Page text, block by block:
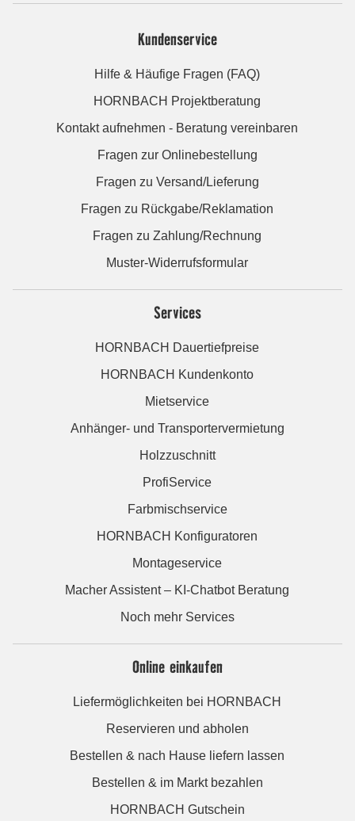
Kundenservice
Hilfe & Häufige Fragen (FAQ)
HORNBACH Projektberatung
Kontakt aufnehmen - Beratung vereinbaren
Fragen zur Onlinebestellung
Fragen zu Versand/Lieferung
Fragen zu Rückgabe/Reklamation
Fragen zu Zahlung/Rechnung
Muster-Widerrufsformular
Services
HORNBACH Dauertiefpreise
HORNBACH Kundenkonto
Mietservice
Anhänger- und Transportervermietung
Holzzuschnitt
ProfiService
Farbmischservice
HORNBACH Konfiguratoren
Montageservice
Macher Assistent – KI-Chatbot Beratung
Noch mehr Services
Online einkaufen
Liefermöglichkeiten bei HORNBACH
Reservieren und abholen
Bestellen & nach Hause liefern lassen
Bestellen & im Markt bezahlen
HORNBACH Gutschein